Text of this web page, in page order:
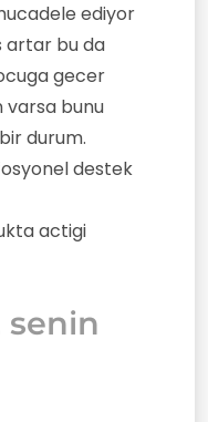
ediyor
artar bu da
gecer
varsa bunu
durum.
destek
actigi
senin